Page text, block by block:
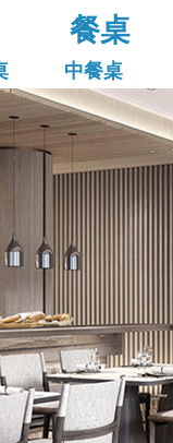
餐桌
中餐桌